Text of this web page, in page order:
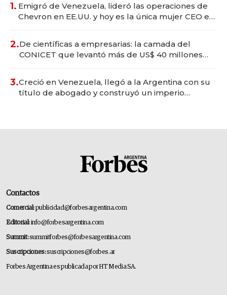
1. Emigró de Venezuela, lideró las operaciones de
Chevron en EE.UU. y hoy es la única mujer CEO en
2.De científicas a empresarias: la camada del
CONICET que levantó más de US$ 40 millones
3.Creció en Venezuela, llegó a la Argentina con su
título de abogado y construyó un imperio
Contactos
Comercial:publicidad@forbesargentina.com
Editorial:info@forbesargentina.com
Summit:summitforbes@forbesargentina.com
Suscripciones:suscripciones@forbes.ar
Forbes Argentina es publicada por HT Media SA.